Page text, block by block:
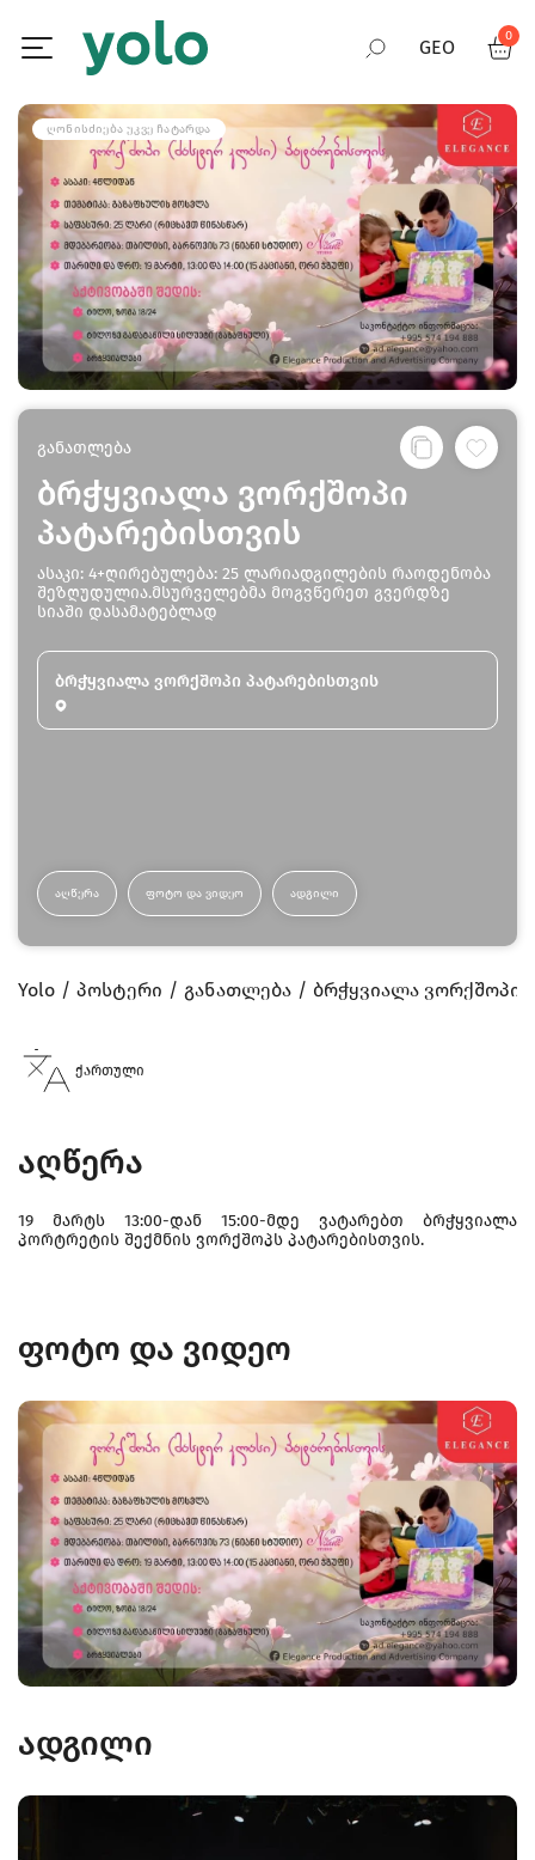
GEO
RUS
ENG
0
ᲦᲝᲜᲘᲡᲫᲘᲔᲑᲐ ᲣᲙᲕᲔ ᲩᲐᲢᲐᲠᲓᲐ
განათლება
ბრჭყვიალა ვორქშოპი
პატარებისთვის
ასაკი: 4+ღირებულება: 25 ლარიადგილების რაოდენობა
შეზღუდულია.მსურველებმა მოგვწერეთ გვერდზე
სიაში დასამატებლად
ბრჭყვიალა ვორქშოპი პატარებისთვის
ᲐᲦᲬᲔᲠᲐ ᲤᲝᲢᲝ ᲓᲐ ᲕᲘᲓᲔᲝ ᲐᲓᲒᲘᲚᲘ
Yolo პოსტერი განათლება ბრჭყვიალა ვორქშოპი
ქართული
აღწერა
19 მარტს 13:00-დან 15:00-მდე ვატარებთ ბრჭყვიალა
პორტრეტის შექმნის ვორქშოპს პატარებისთვის.
ფოტო და ვიდეო
ადგილი